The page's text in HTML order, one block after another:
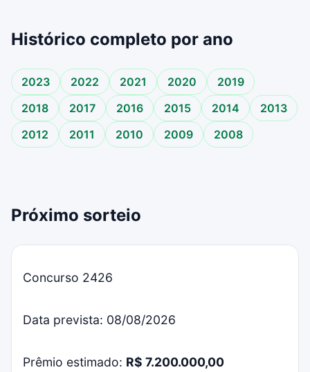
Histórico completo por ano
2023 2022 2021 2020
2019
2018
2017 2016 2015 2014
2013
2012
2011 2010 2009 2008
Próximo sorteio
Concurso 2426
Data prevista: 08/08/2026
Prêmio estimado: R$ 7.200.000,00